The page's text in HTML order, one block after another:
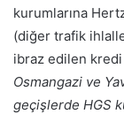
kurumlarına
(diğer trafik
ibraz edilen
Osmangazi ve
geçişlerde HGS